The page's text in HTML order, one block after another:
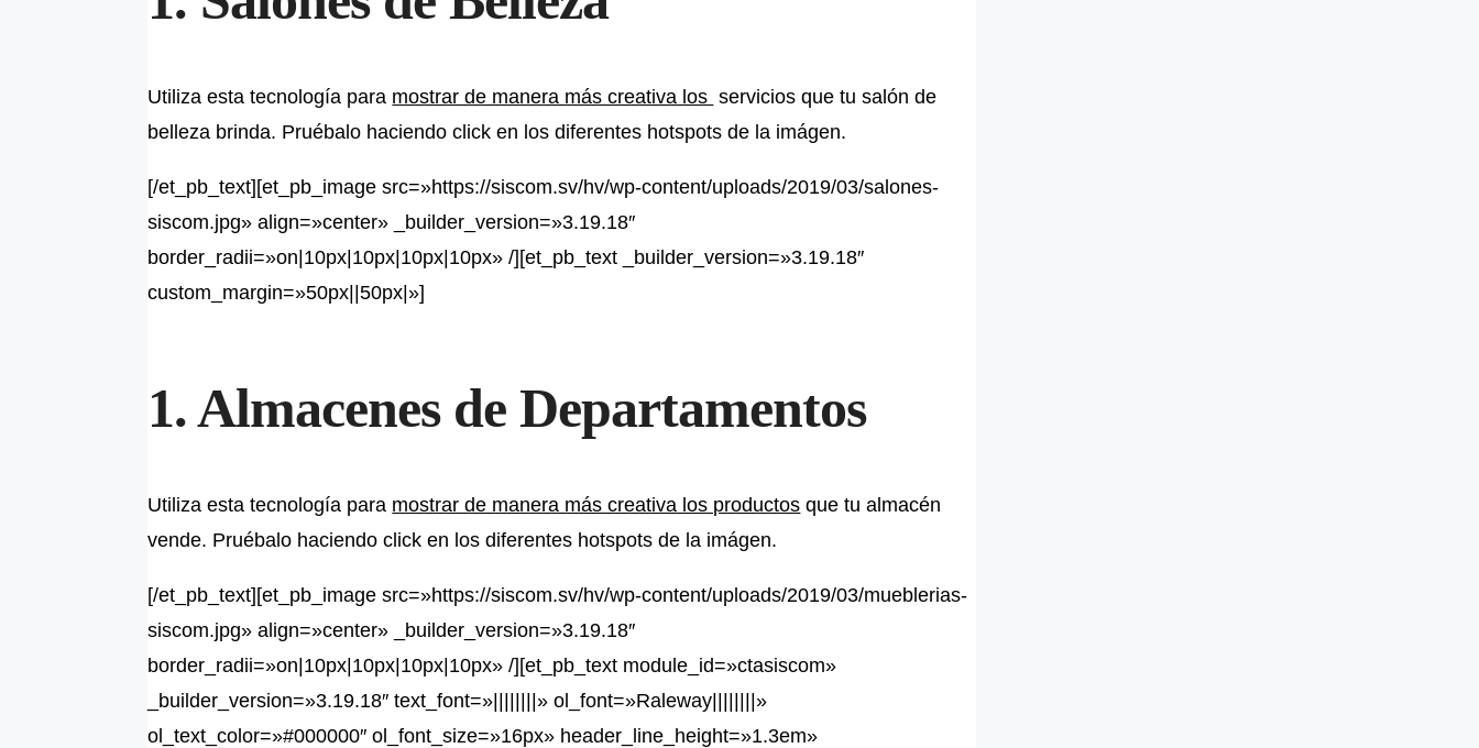
Utiliza esta tecnología para mostrar de manera más creativa los servicios que tu salón de
belleza brinda. Pruébalo haciendo click en los diferentes hotspots de la imágen.
[/et_pb_text][et_pb_image src=»https://siscom.sv/hv/wp-content/uploads/2019/03/salones-
siscom.jpg» align=»center» _builder_version=»3.19.18″
border_radii=»on|10px|10px|10px|10px» /][et_pb_text _builder_version=»3.19.18″
custom_margin=»50px||50px|»]
1. Almacenes de Departamentos
Utiliza esta tecnología para mostrar de manera más creativa los productos que tu almacén
vende. Pruébalo haciendo click en los diferentes hotspots de la imágen.
[/et_pb_text][et_pb_image src=»https://siscom.sv/hv/wp-content/uploads/2019/03/mueblerias-
siscom.jpg» align=»center» _builder_version=»3.19.18″
border_radii=»on|10px|10px|10px|10px» /][et_pb_text module_id=»ctasiscom»
_builder_version=»3.19.18″ text_font=»||||||||» ol_font=»Raleway||||||||»
ol_text_color=»#000000″ ol_font_size=»16px» header_line_height=»1.3em»